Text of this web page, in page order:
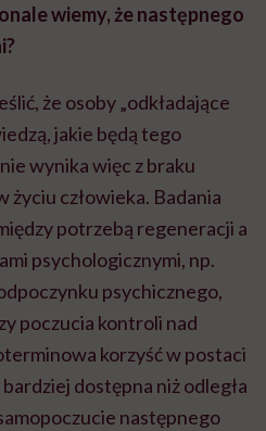
wiemy, że następnego
że osoby „odkładające
jakie będą tego
wynika więc z braku
życiu człowieka. Badania
potrzebą regeneracji a
psychologicznymi, np.
psychicznego,
poczucia kontroli nad
korzyść w postaci
dostępna niż odległa
następnego